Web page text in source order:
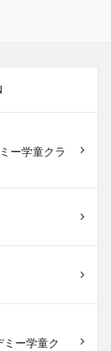
ー学童クラ
ー学童ク